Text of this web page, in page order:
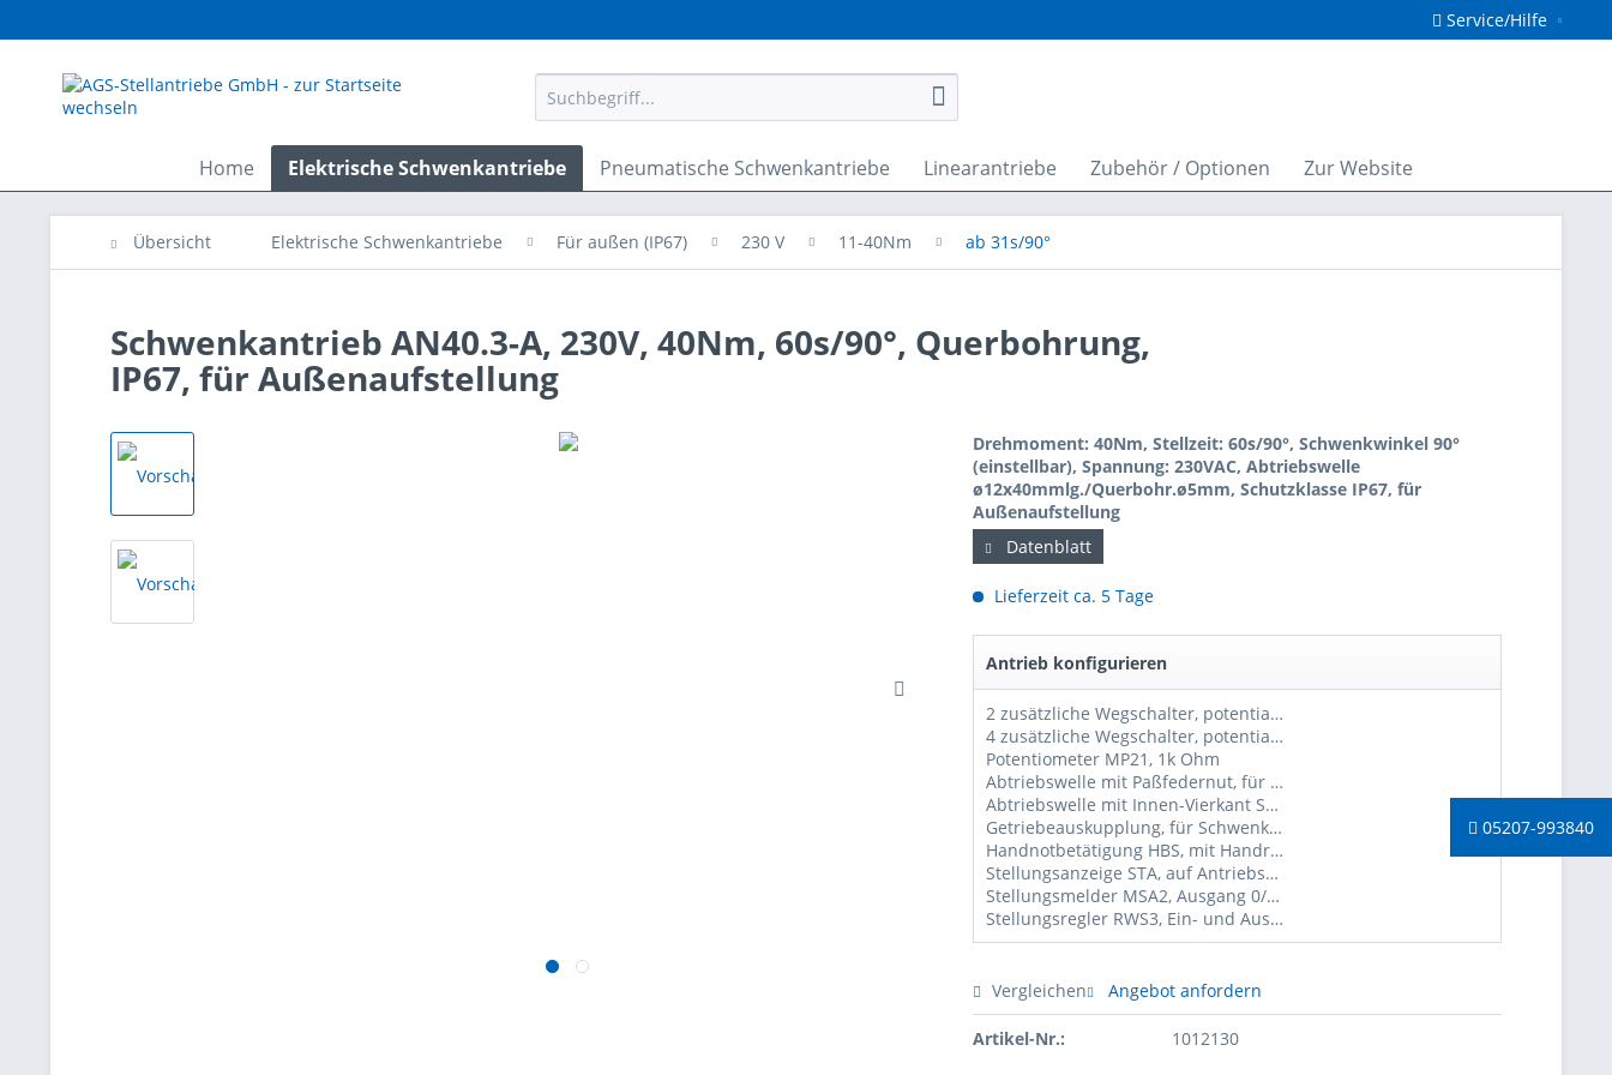
05207-993840
Service/Hilfe
Home Elektrische Schwenkantriebe Pneumatische Schwenkantriebe Linearantriebe Zubehör / Optionen Zur Website
Übersicht Elektrische Schwenkantriebe Für außen (IP67) 230 V 11-40Nm ab 31s/90°
Schwenkantrieb AN40.3-A, 230V, 40Nm, 60s/90°, Querbohrung,
IP67, für Außenaufstellung
Drehmoment: 40Nm, Stellzeit: 60s/90°, Schwenkwinkel 90°
(einstellbar), Spannung: 230VAC, Abtriebswelle
ø12x40mmlg./Querbohr.ø5mm, Schutzklasse IP67, für
Außenaufstellung
Datenblatt
Lieferzeit ca. 5 Tage
Antrieb konfigurieren
2 zusätzliche Wegschalter, potentialfrei
4 zusätzliche Wegschalter, potentialfrei
Potentiometer MP21, 1k Ohm
Abtriebswelle mit Paßfedernut, für Schwenkantriebe AN40
Abtriebswelle mit Innen-Vierkant SW14mm, für Schwenkantriebe AN40
Getriebeauskupplung, für Schwenkantriebe AN (tw. nicht möglich, bitte anfragen)
Handnotbetätigung HBS, mit Handrad ø150mm, für Schwenkantriebe AN (tw. nicht möglich, bitte anfragen
Stellungsanzeige STA, auf Antriebshaube, für Schwenkantriebe AN
Stellungsmelder MSA2, Ausgang 0/2-10V und 0/4-20mA, für Schwenkantriebe AN
Stellungsregler RWS3, Ein- und Ausgang 0/2-10V und 0/4-20mA, für Schwenkantriebe AN, 230VAC
Vergleichen Angebot anfordern
Artikel-Nr.: 1012130